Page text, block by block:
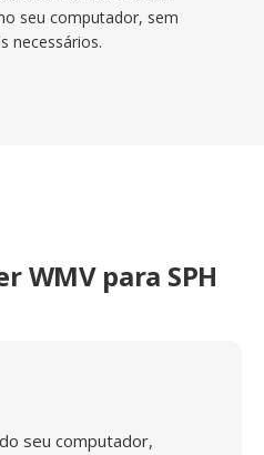
seu computador, sem
necessários.
WMV para SPH
seu computador,